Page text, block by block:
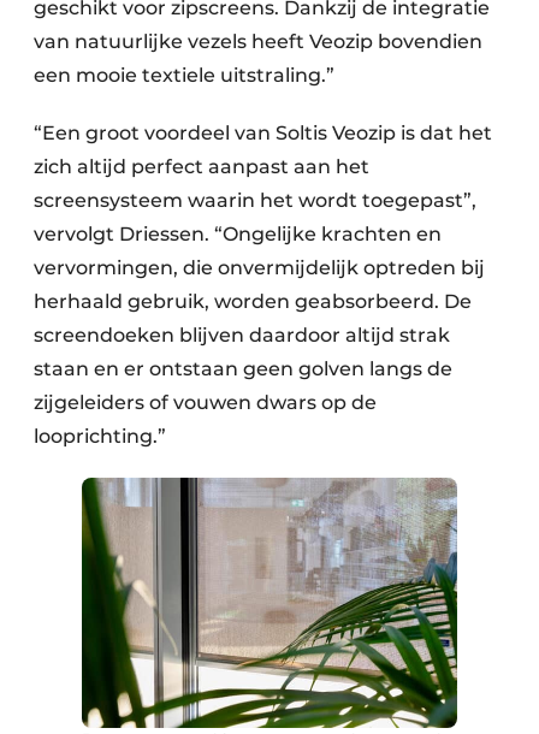
geschikt voor zipscreens. Dankzij de integratie
van natuurlijke vezels heeft Veozip bovendien
een mooie textiele uitstraling.”
“Een groot voordeel van Soltis Veozip is dat het
zich altijd perfect aanpast aan het
screensysteem waarin het wordt toegepast”,
vervolgt Driessen. “Ongelijke krachten en
vervormingen, die onvermijdelijk optreden bij
herhaald gebruik, worden geabsorbeerd. De
screendoeken blijven daardoor altijd strak
staan en er ontstaan geen golven langs de
zijgeleiders of vouwen dwars op de
looprichting.”